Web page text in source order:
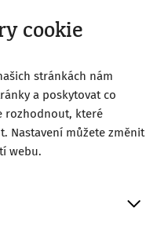
cookie
stránkách nám
a poskytovat co
rozhodnout, které
Nastavení můžete změnit
webu.